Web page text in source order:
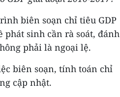
biên soạn chỉ tiêu GDP
phát sinh cần rà soát, đánh
phải là ngoại lệ.
biên soạn, tính toán chỉ
cập nhật.